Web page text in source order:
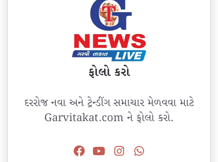
ફોલો કરો
દરરોજ નવા અને ટ્રેન્ડીંગ સમાચાર મેળવવા માટે
Garvitakat.com ને ફોલો કરો.